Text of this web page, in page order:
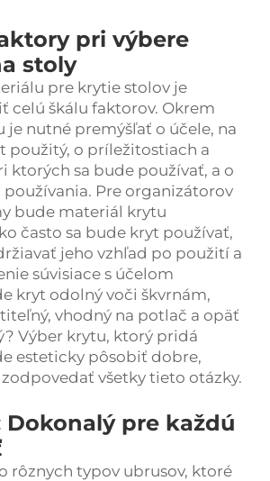
pri výbere
stoly
pre krytie stolov je
celú škálu faktorov. Okrem
nutné premýšľať o účele, na
použitý, o príležitostiach a
ktorých sa bude používať, a o
Pre organizátorov
bude materiál krytu
často sa bude kryt používať,
jeho vzhľad po použití a
súvisiace s účelom
kryt odolný voči škvrnám,
vhodný na potlač a opäť
Výber krytu, ktorý pridá
esteticky pôsobiť dobre,
všetky tieto otázky.
Dokonalý pre každú
rôznych typov ubrusov, ktoré